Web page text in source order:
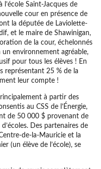
l’école Saint-Jacques de
cour en présence de
la députée de Laviolette-
et le maire de Shawinigan,
de la cour, échelonnés
environnement agréable,
pour tous les élèves ! En
représentant 25 % de la
leur compte !
à partir des
au CSS de l’Énergie,
de 50 000 $ provenant de
Des partenaires de
de-la-Mauricie et la
(un élève de l’école), se